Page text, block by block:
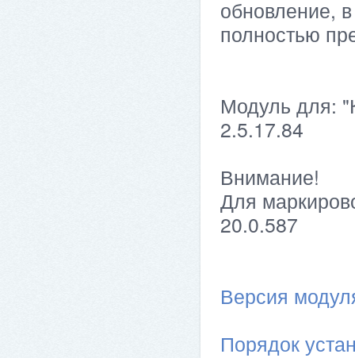
обновление,
полностью
Модуль для:
2.5.17.84
Внимание!
Для
20.0.587
Версия
Порядок